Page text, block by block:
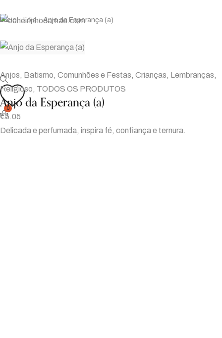
0
Início | Loja | Anjo da Esperança (a)
Anjos, Batismo, Comunhões e Festas, Crianças, Lembranças,
Religioso, TODOS OS PRODUTOS
Anjo da Esperança (a)
€5.05
Delicada e perfumada, inspira fé, confiança e ternura.